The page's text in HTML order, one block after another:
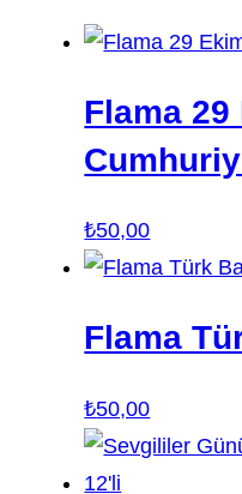
Flama 29
₺50,00
Flama
₺50,00